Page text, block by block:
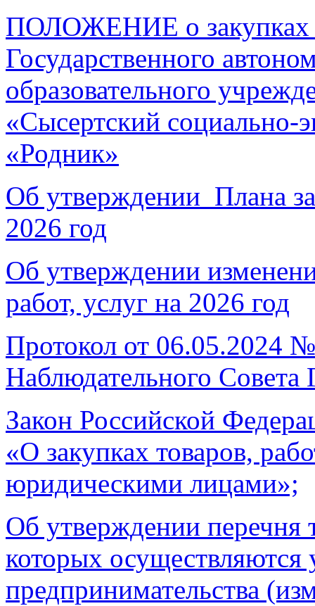
ПОЛОЖЕНИЕ о закупках
Государственного
образовательного
«Сысертский социально-
«Родник»
Об утверждении Плана
2026 год
Об утверждении
работ, услуг на 2026 год
Протокол от 06.05.2024 №
Наблюдательного
Закон Российской
«О закупках товаров,
юридическими лицами»;
Об утверждении перечня
которых осуществляются
предпринимательства